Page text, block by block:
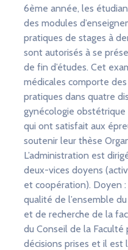
6ème année, les
des modules
pratiques de stages à
sont autorisés à se
de fin d’études. Cet
médicales comporte
pratiques dans quatre
gynécologie
qui ont satisfait aux
soutenir leur thèse
L’administration est
deux-vices doyens
et coopération). Doyen
qualité de l’ensemble
et de recherche de la
du Conseil de la
décisions prises et il est